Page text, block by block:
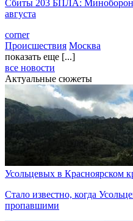
Сбиты 203 БПЛА:
августа
corner
Происшествия Москва
показать еще [...]
все новости
Актуальные сюжеты
Усольцевых в Красноярском
Стало известно, когда
пропавшими